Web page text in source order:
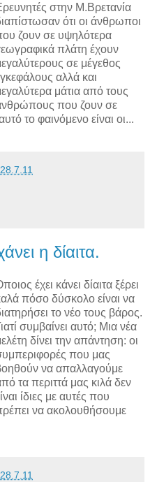
στην Μ.Βρετανία
ότι οι άνθρωποι
ζουν σε υψηλότερα
πλάτη έχουν
σε μέγεθος
αλλά και
μάτια από τους
που ζουν σε
το φαινόμενο είναι οι...
28.7.11
η δίαιτα.
έχει κάνει δίαιτα ξέρει
πόσο δύσκολο είναι να
το νέο τους βάρος.
συμβαίνει αυτό; Μια νέα
δίνει την απάντηση: οι
που μας
να απαλλαγούμε
τα περιττά μας κιλά δεν
ίδιες με αυτές που
να ακολουθήσουμε
28.7.11